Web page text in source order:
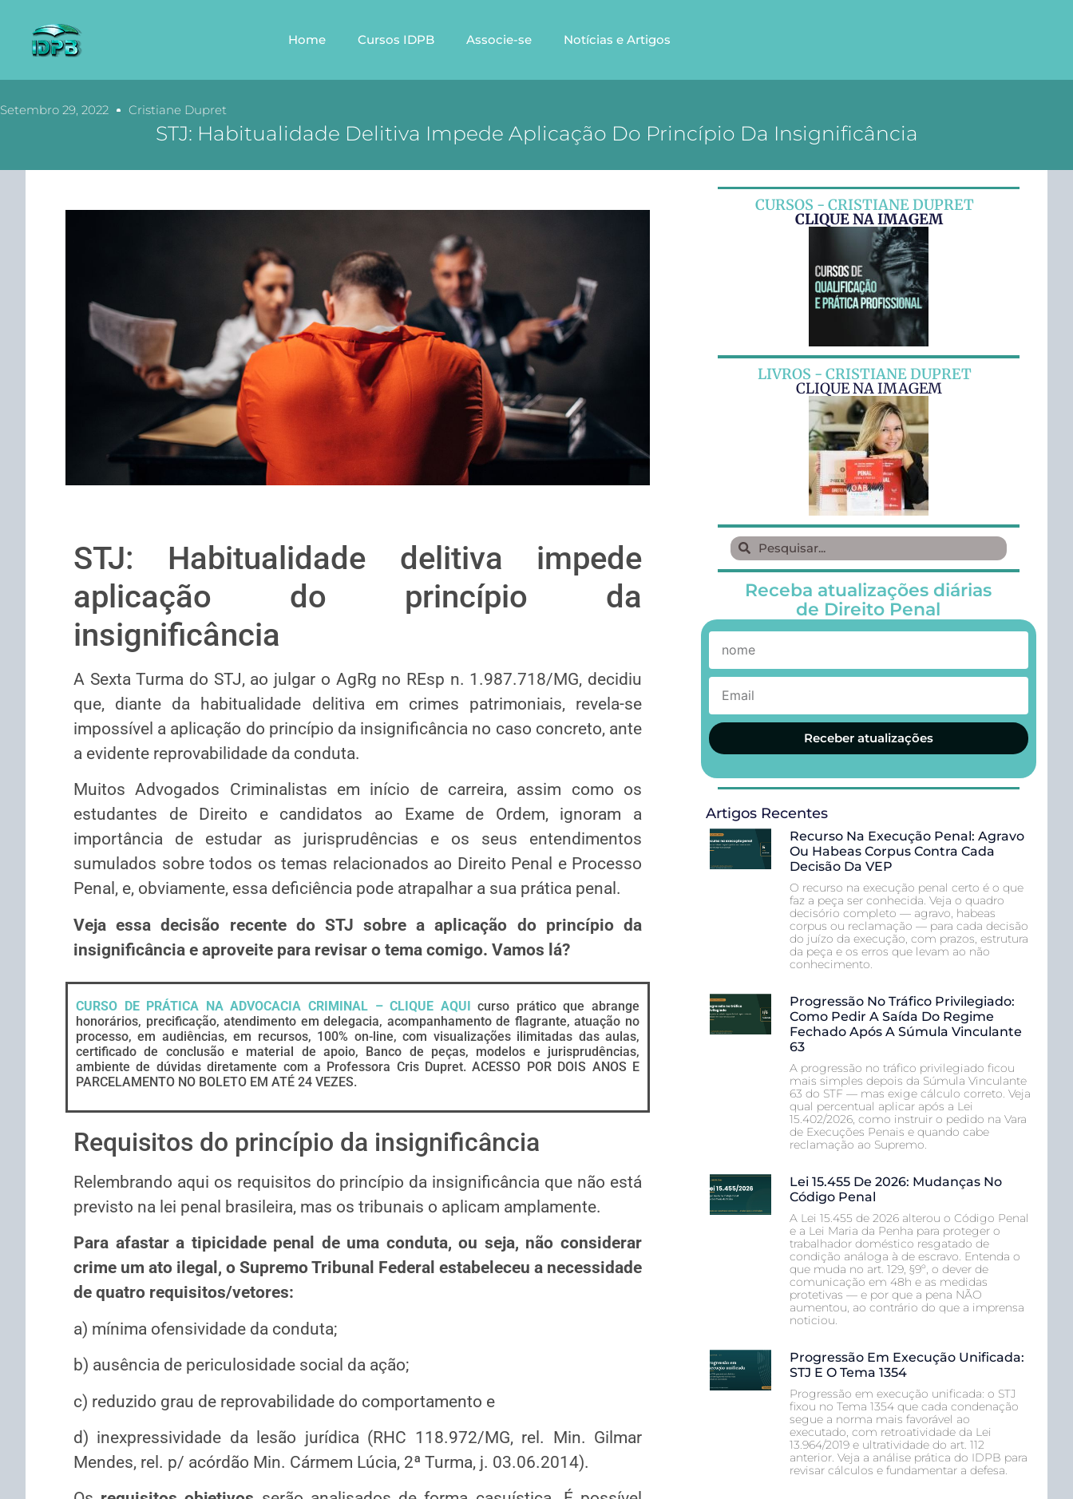
Home Cursos IDPB Associe-se Notícias e Artigos
Setembro 29, 2022 Cristiane Dupret
STJ: Habitualidade Delitiva Impede Aplicação Do Princípio Da Insignificância
STJ: Habitualidade delitiva impede
aplicação do princípio da
insignificância
A Sexta Turma do STJ, ao julgar o AgRg no REsp n. 1.987.718/MG, decidiu
que, diante da habitualidade delitiva em crimes patrimoniais, revela-se
impossível a aplicação do princípio da insignificância no caso concreto, ante
a evidente reprovabilidade da conduta.
Muitos Advogados Criminalistas em início de carreira, assim como os
estudantes de Direito e candidatos ao Exame de Ordem, ignoram a
importância de estudar as jurisprudências e os seus entendimentos
sumulados sobre todos os temas relacionados ao Direito Penal e Processo
Penal, e, obviamente, essa deficiência pode atrapalhar a sua prática penal.
Veja essa decisão recente do STJ sobre a aplicação do princípio da
insignificância e aproveite para revisar o tema comigo. Vamos lá?
CURSO DE PRÁTICA NA ADVOCACIA CRIMINAL – CLIQUE AQUIcurso prático que abrange
honorários, precificação, atendimento em delegacia, acompanhamento de flagrante, atuação no
processo, em audiências, em recursos, 100% on-line, com visualizações ilimitadas das aulas,
certificado de conclusão e material de apoio, Banco de peças, modelos e jurisprudências,
ambiente de dúvidas diretamente com a Professora Cris Dupret. ACESSO POR DOIS ANOS E
PARCELAMENTO NO BOLETO EM ATÉ 24 VEZES.
Requisitos do princípio da insignificância
Relembrando aqui os requisitos do princípio da insignificância que não está
previsto na lei penal brasileira, mas os tribunais o aplicam amplamente.
Para afastar a tipicidade penal de uma conduta, ou seja, não considerar
crime um ato ilegal, o Supremo Tribunal Federal estabeleceu a necessidade
de quatro requisitos/vetores:
a) mínima ofensividade da conduta;
b) ausência de periculosidade social da ação;
c) reduzido grau de reprovabilidade do comportamento e
d) inexpressividade da lesão jurídica (RHC 118.972/MG, rel. Min. Gilmar
Mendes, rel. p/ acórdão Min. Cármem Lúcia, 2ª Turma, j. 03.06.2014).
CURSOS - CRISTIANE DUPRET
CLIQUE NA IMAGEM
LIVROS - CRISTIANE DUPRET
CLIQUE NA IMAGEM
Receba atualizações diárias
de Direito Penal
Receber atualizações
Artigos Recentes
Recurso Na Execução Penal: Agravo
Ou Habeas Corpus Contra Cada
Decisão Da VEP
O recurso na execução penal certo é o que
faz a peça ser conhecida. Veja o quadro
decisório completo — agravo, habeas
corpus ou reclamação — para cada decisão
do juízo da execução, com prazos, estrutura
da peça e os erros que levam ao não
conhecimento.
Progressão No Tráfico Privilegiado:
Como Pedir A Saída Do Regime
Fechado Após A Súmula Vinculante
63
A progressão no tráfico privilegiado ficou
mais simples depois da Súmula Vinculante
63 do STF — mas exige cálculo correto. Veja
qual percentual aplicar após a Lei
15.402/2026, como instruir o pedido na Vara
de Execuções Penais e quando cabe
reclamação ao Supremo.
Lei 15.455 De 2026: Mudanças No
Código Penal
A Lei 15.455 de 2026 alterou o Código Penal
e a Lei Maria da Penha para proteger o
trabalhador doméstico resgatado de
condição análoga à de escravo. Entenda o
que muda no art. 129, §9º, o dever de
comunicação em 48h e as medidas
protetivas — e por que a pena NÃO
aumentou, ao contrário do que a imprensa
noticiou.
Progressão Em Execução Unificada:
STJ E O Tema 1354
Progressão em execução unificada: o STJ
fixou no Tema 1354 que cada condenação
segue a norma mais favorável ao
executado, com retroatividade da Lei
13.964/2019 e ultratividade do art. 112
anterior. Veja a análise prática do IDPB para
revisar cálculos e fundamentar a defesa.